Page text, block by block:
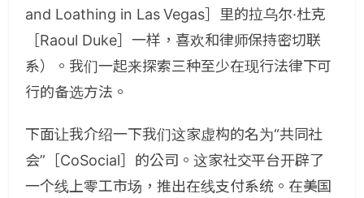
and Loathing in Las Vegas］里的拉乌尔·杜克
［Raoul Duke］一样，喜欢和律师保持密切联
系）。我们一起来探索三种至少在现行法律下可
行的备选方法。
下面让我介绍一下我们这家虚构的名为“共同社
会”［CoSocial］的公司。这家社交平台开辟了
一个线上零工市场，推出在线支付系统。在美国